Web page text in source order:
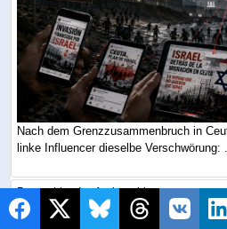
Nach dem Grenzzusammenbruch in
linke Influencer dieselbe Verschwörung:
Deutschland -- Antisemitismus
An deutschen Schulen wächst
heran